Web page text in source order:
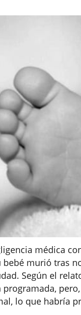
médica
murió tras
Según el
programada,
lo que habría